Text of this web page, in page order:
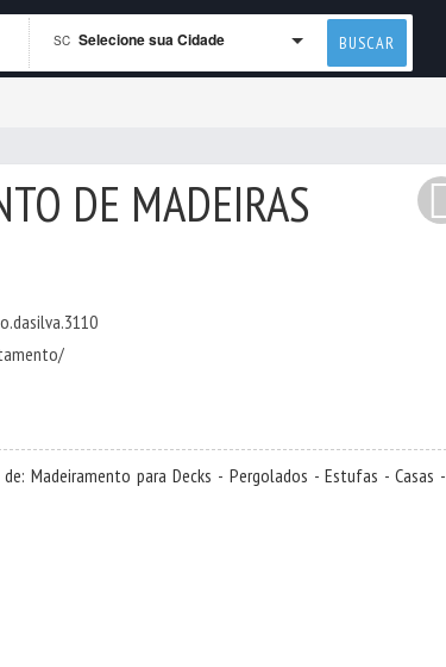
SC Selecione sua Cidade BUSCAR
DE MADEIRAS
Madeiramento para Decks - Pergolados - Estufas - Casas -